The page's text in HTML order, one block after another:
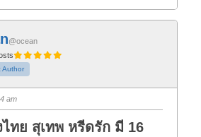
@ocean
Author
am
ไทย สุเทพ หรีดรัก มี 16